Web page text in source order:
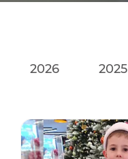
2026 2025
февраль